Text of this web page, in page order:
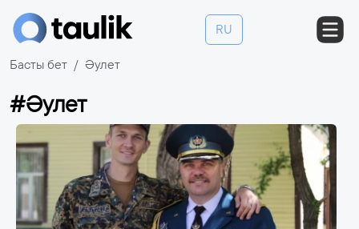
RU
Басты бет Әулет
#Әулет